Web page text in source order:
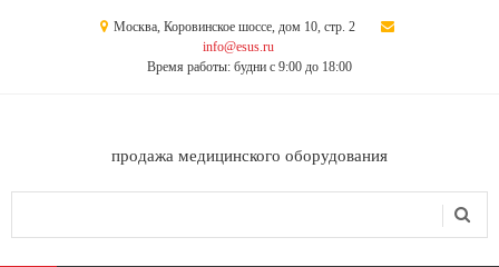
Москва, Коровинское шоссе, дом 10, стр. 2
info@esus.ru
Время работы: будни с 9:00 до 18:00
продажа медицинского оборудования